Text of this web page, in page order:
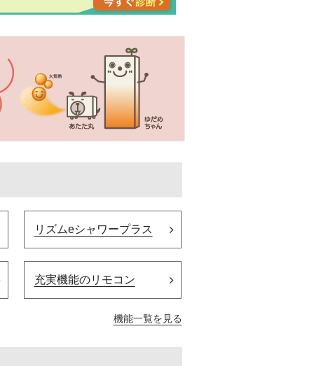
リズムeシャワープラス
充実機能のリモコン
機能一覧を見る